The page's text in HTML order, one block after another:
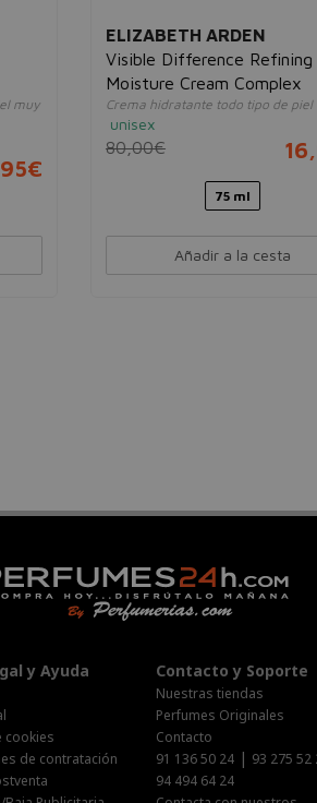
ARDEN
Difference Refining
Cream Complex
hidratante todo tipo de piel
16,95€
y Ayuda
cookies
de contratación
Contacto y Soporte
Nuestras tiendas
Perfumes Originales
Contacto
91 136 50 24 | 93 275 52
94 494 64 24